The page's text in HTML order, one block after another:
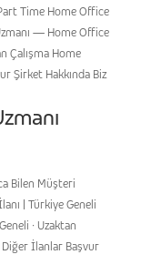
Time Home Office
— Home Office
Çalışma Home
Şirket Hakkında Biz
Bilen Müşteri
| Türkiye Geneli
· Uzaktan
Diğer İlanlar Başvur